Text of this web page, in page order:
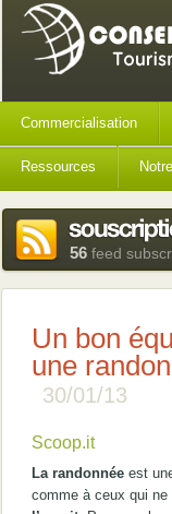
Commercialisation
Ressources
56 feed
Un bon
une
30/01/13
Scoop.it
La randonnée est
comme à ceux qui ne